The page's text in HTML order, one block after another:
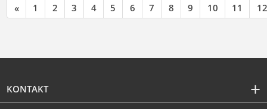
« 1 2 3 4 5 6 7 8 9 10 11 12
KONTAKT